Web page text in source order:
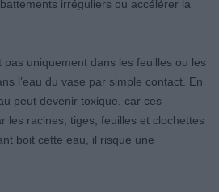
irréguliers ou accélérer la
uniquement dans les feuilles ou les
l’eau du vase par simple contact. En
peut devenir toxique, car ces
les racines, tiges, feuilles et clochettes
boit cette eau, il risque une